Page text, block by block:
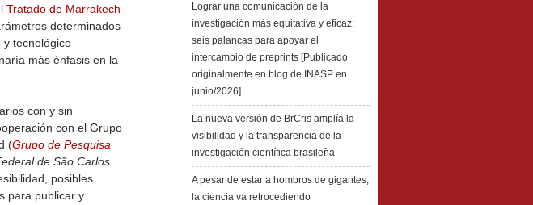
Tratado de Marrakech
determinados
y tecnológico
más énfasis en la
con y sin
con el Grupo
(Grupo de Pesquisa
de São Carlos
posibles
para publicar y
Lograr una comunicación de la
investigación más equitativa y eficaz:
seis palancas para apoyar el
intercambio de preprints [Publicado
originalmente en blog de INASP en
junio/2026]
La nueva versión de BrCris amplía la
visibilidad y la transparencia de la
investigación científica brasileña
A pesar de estar a hombros de gigantes,
la ciencia va retrocediendo